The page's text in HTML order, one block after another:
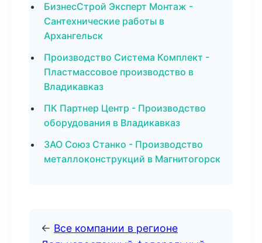
БизнесСтрой Эксперт Монтаж -
Сантехнические работы в
Архангельск
Производство Система Комплект -
Пластмассовое производство в
Владикавказ
ПК Партнер Центр - Производство
оборудования в Владикавказ
ЗАО Союз Станко - Производство
металлоконструкций в Магнитогорск
← Все компании в регионе